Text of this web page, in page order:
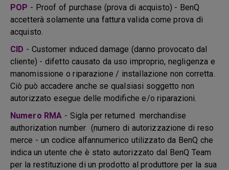
POP - Proof of purchase (prova di acquisto) - BenQ
accetterà solamente una fattura valida come prova di
acquisto.
CID - Customer induced damage (danno provocato dal
cliente) - difetto causato da uso improprio, negligenza e
manomissione o riparazione / installazione non corretta.
Ciò può accadere anche se qualsiasi soggetto non
autorizzato esegue delle modifiche e/o riparazioni.
Numero RMA - Sigla per returned merchandise
authorization number (numero di autorizzazione di reso
merce - un codice alfannumerico utilizzato da BenQ che
indica un utente che è stato autorizzato dal BenQ Team
per la restituzione di un prodotto al produttore per la sua